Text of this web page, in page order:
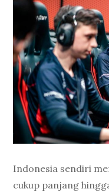
Indonesia sendiri
cukup panjang